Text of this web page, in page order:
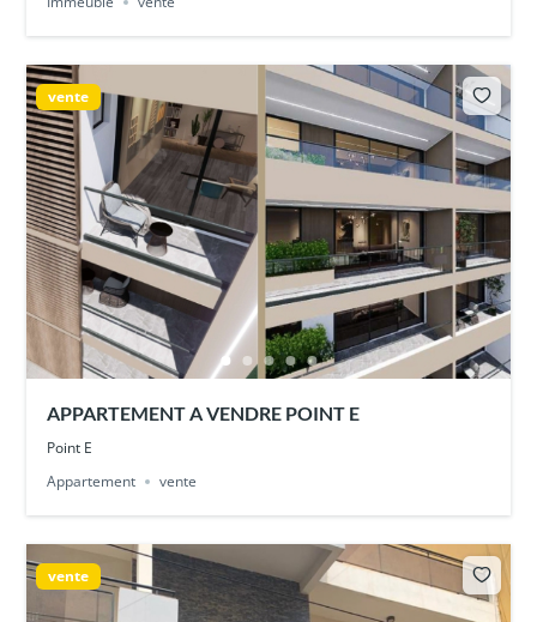
vente
APPARTEMENT A VENDRE POINT E
Point E
Appartement
vente
vente